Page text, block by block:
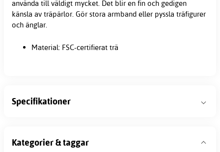
använda till väldigt mycket. Det blir en fin och gedigen
känsla av träpärlor. Gör stora armband eller pyssla träfigurer
och änglar.
Material: FSC-certifierat trä
Specifikationer
Kategorier & taggar